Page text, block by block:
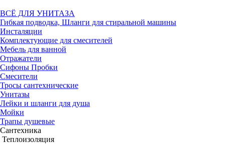
ВСЁ ДЛЯ УНИТАЗА
Гибкая подводка, Шланги для стиральной машины
Инсталяции
Комплектующие для смесителей
Мебель для ванной
Отражатели
Сифоны Пробки
Смесители
Тросы сантехнические
Унитазы
Лейки и шланги для душа
Мойки
Трапы душевые
Сантехника
Теплоизоляция